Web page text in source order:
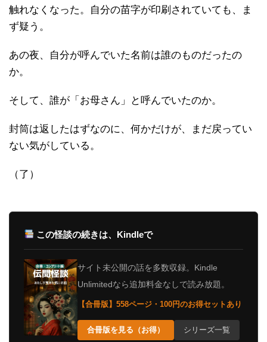
触れなくなった。自分の苗字が印刷されていても、ま
ず疑う。
あの夜、自分が呼んでいた名前は誰のものだったの
か。
そして、誰が「お母さん」と呼んでいたのか。
封筒は返したはずなのに、何かだけが、まだ戻ってい
ない気がしている。
（了）
この怪談の続きは、Kindleで
サイト未公開の話を多数収録。Kindle
Unlimitedなら追加料金なしで読み放題。
【合冊版】558ページ・100円のお得セットあり
合冊版を見る（お得） シリーズ一覧